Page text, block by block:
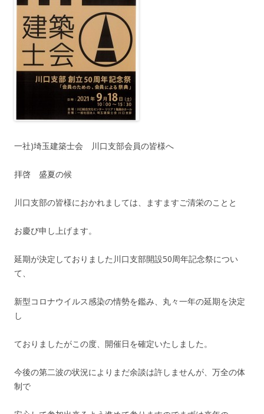
一社)埼玉建築士会 川口支部会員の皆様へ
拝啓 盛夏の候
川口支部の皆様におかれましては、ますますご清栄のことと
お慶び申し上げます。
延期が決定しておりました川口支部開設50周年記念祭につい
て、
新型コロナウイルス感染の情勢を鑑み、丸々一年の延期を決定
し
ておりましたがこの度、開催日を確定いたしました。
今後の第二波の状況によりまだ余談は許しませんが、万全の体
制で